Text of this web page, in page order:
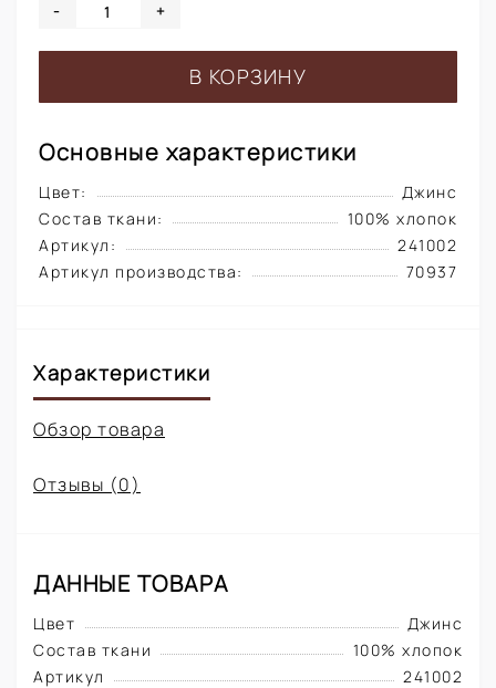
Основные характеристики
Цвет:
Джинс
Состав ткани:
100% хлопок
Артикул:
241002
Артикул производства:
70937
- +
В КОРЗИНУ
Характеристики
Обзор товара
Отзывы (0)
ДАННЫЕ ТОВАРА
Цвет
Джинс
Состав ткани
100% хлопок
Артикул
241002